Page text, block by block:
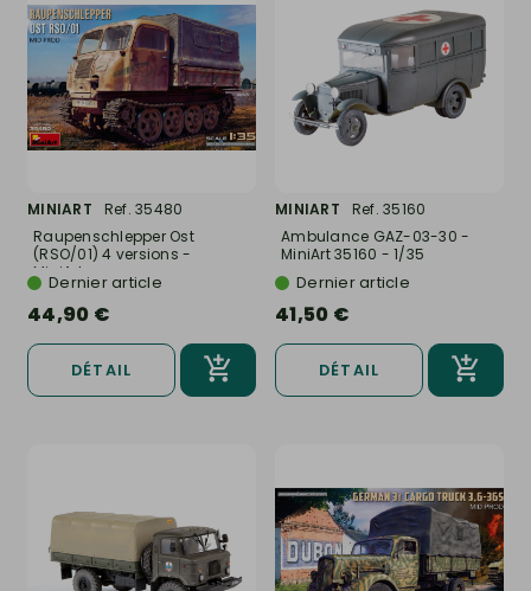
MINIART
Ref. 35480
Raupenschlepper Ost
(RSO/01) 4 versions -
MiniArt...
Dernier article
44,90 €
DÉTAIL
MINIART
Ref. 35160
Ambulance GAZ-03-30 -
MiniArt 35160 - 1/35
Dernier article
41,50 €
DÉTAIL